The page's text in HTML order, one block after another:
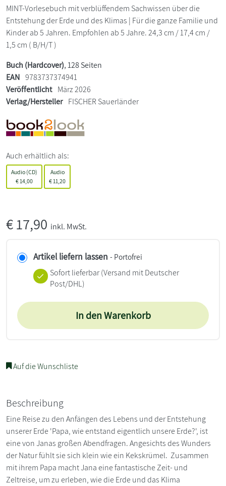
MINT-Vorlesebuch mit verblüffendem Sachwissen über die
Entstehung der Erde und des Klimas | Für die ganze Familie und
Kinder ab 5 Jahren. Empfohlen ab 5 Jahre. 24,3 cm / 17,4 cm /
1,5 cm ( B/H/T )
Buch (Hardcover), 128 Seiten
EAN 9783737374941
Veröffentlicht März 2026
Verlag/Hersteller FISCHER Sauerländer
Auch erhältlich als:
Audio (CD)
€14,00
Audio
€11,20
€17,90 inkl. MwSt.
Artikel liefern lassen - Portofrei
Sofort lieferbar(Versand mit Deutscher
Post/DHL)
In den Warenkorb
Auf die Wunschliste
Beschreibung
Eine Reise zu den Anfängen des Lebens und der Entstehung
unserer Erde 'Papa, wie entstand eigentlich unsere Erde?', ist
eine von Janas großen Abendfragen. Angesichts des Wunders
der Natur fühlt sie sich klein wie ein Kekskrümel. Zusammen
mit ihrem Papa macht Jana eine fantastische Zeit- und
Zeltreise, um zu erleben, wie die Erde und das Klima